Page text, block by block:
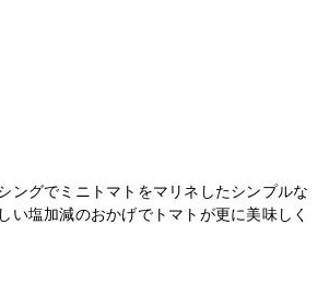
ングでミニトマトをマリネしたシンプルな
い塩加減のおかげでトマトが更に美味しく